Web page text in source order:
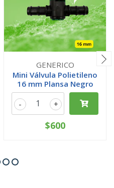
GENERICO
Mini Válvula Polietileno
16 mm Plansa Negro
+
-
$600